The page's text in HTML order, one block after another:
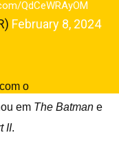
QdCeWRAyOM
February 8, 2024
o
em The Batman e
II.